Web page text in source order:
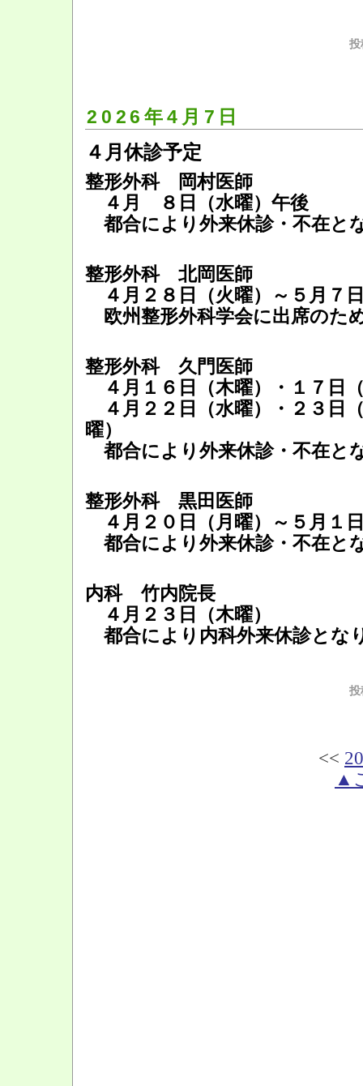
2026年4月7日
４月休診予定
整形外科 岡村医師
４月 ８日（水曜）午後
都合により外来休診・不在と
整形外科 北岡医師
４月２８日（火曜）～５月７
欧州整形外科学会に出席のた
整形外科 久門医師
４月１６日（木曜）・１７日
４月２２日（水曜）・２３日
曜）
都合により外来休診・不在と
整形外科 黒田医師
４月２０日（月曜）～５月１
都合により外来休診・不在と
内科 竹内院長
４月２３日（木曜）
都合により内科外来休診とな
<<
▲